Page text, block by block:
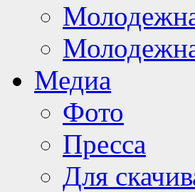
Медиа
Фото
Пресса
Для